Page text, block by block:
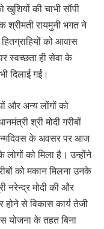
खुशियों की चाभी सौंपी
श्रीमती रायमुनी भगत ने
को आवास
स्वच्छता ही सेवा के
दिलाई गई।
और अन्य लोंगों को
श्री मोदी गरीबों
के अवसर पर आज
को मिला है। उन्होंने
को मकान मिलना उनके
नरेन्द्र मोदी की और
होने से विकास कार्य तेजी
योजना के तहत बिना